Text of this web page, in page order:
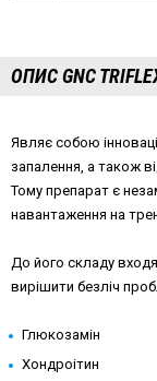
ОПИС GNC
Являє собою
запалення, а також
Тому препарат є
навантаження на
До його складу
вирішити безліч
Глюкозамін
Хондроітин